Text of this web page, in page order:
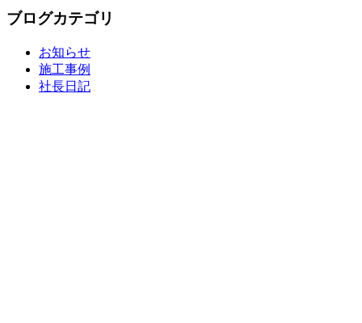
ブログカテゴリ
お知らせ
施工事例
社長日記